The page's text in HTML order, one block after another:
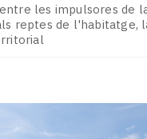
les impulsores de
reptes de l'habitatge,